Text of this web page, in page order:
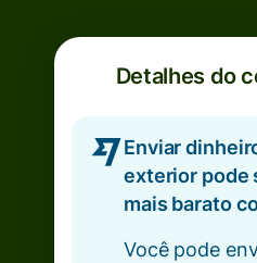
Detalhes do
Enviar
exterior pode
mais barato
Você pode